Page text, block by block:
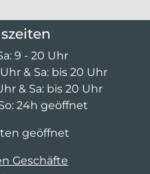
9 - 20 Uhr
& Sa: bis 20 Uhr
& Sa: bis 20 Uhr
24h geöffnet
geöffnet
Geschäfte